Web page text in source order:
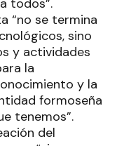
todos”.
“no se termina
sino
y actividades
la
y la
formoseña
tenemos”.
del